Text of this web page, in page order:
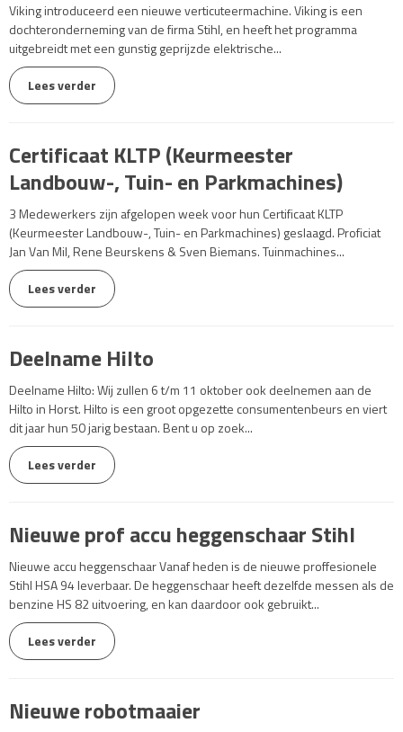
Viking introduceerd een nieuwe verticuteermachine. Viking is een
dochteronderneming van de firma Stihl, en heeft het programma
uitgebreidt met een gunstig geprijzde elektrische...
Lees verder
Certificaat KLTP (Keurmeester
Landbouw-, Tuin- en Parkmachines)
3 Medewerkers zijn afgelopen week voor hun Certificaat KLTP
(Keurmeester Landbouw-, Tuin- en Parkmachines) geslaagd. Proficiat
Jan Van Mil, Rene Beurskens & Sven Biemans. Tuinmachines...
Lees verder
Deelname Hilto
Deelname Hilto: Wij zullen 6 t/m 11 oktober ook deelnemen aan de
Hilto in Horst. Hilto is een groot opgezette consumentenbeurs en viert
dit jaar hun 50 jarig bestaan. Bent u op zoek...
Lees verder
Nieuwe prof accu heggenschaar Stihl
Nieuwe accu heggenschaar Vanaf heden is de nieuwe proffesionele
Stihl HSA 94 leverbaar. De heggenschaar heeft dezelfde messen als de
benzine HS 82 uitvoering, en kan daardoor ook gebruikt...
Lees verder
Nieuwe robotmaaier